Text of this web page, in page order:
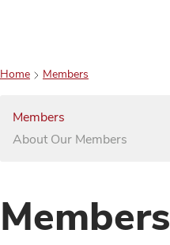
Home Members
Members
About Our Members
Members